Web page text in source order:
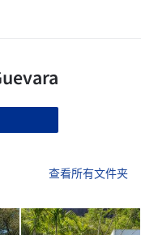
查看所有文件夹